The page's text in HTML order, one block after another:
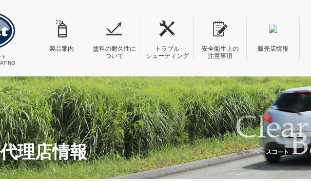
製品案内
塗料の耐久性に
ついて
トラブル
シューティング
安全衛生上の
注意事項
販売店情報
理店情報